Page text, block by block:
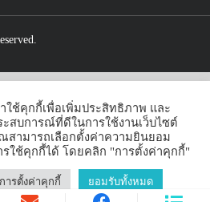
าใช้คุกกี้เพื่อเพิ่มประสิทธิภาพ และ
ะสบการณ์ที่ดีในการใช้งานเว็บไซต์
สามารถเลือกตั้งค่าความยินยอม
รใช้คุกกี้ได้ โดยคลิก "การตั้งค่าคุกกี้"
การตั้งค่าคุกกี้ ยอมรับทั้งหมด